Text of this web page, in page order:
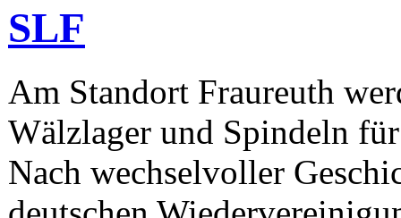
SLF
Am Standort Fraureuth
Wälzlager und Spindeln
Nach wechselvoller